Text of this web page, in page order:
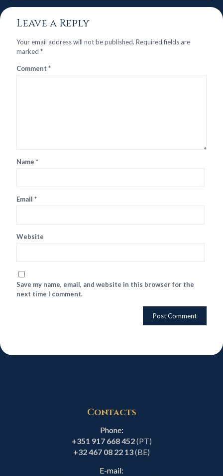
Leave a Reply
Your email address will not be published. Required fields are
marked *
Comment *
Name *
Email *
Website
Save my name, email, and website in this browser for the
next time I comment.
Contacts
Phone:
+351 917 668 452(PT)
+32 467 08 22 13(BE)
E-mail: